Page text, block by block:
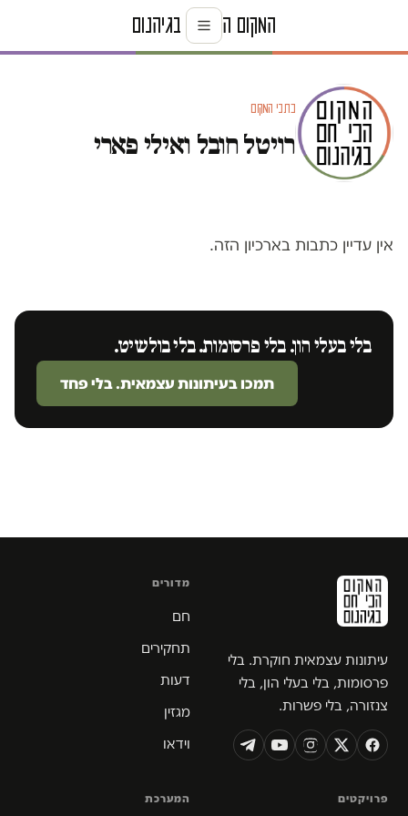
כתבי המקום
רויטל חובל ואילי פארי
אין עדיין כתבות בארכיון הזה.
בלי בעלי הון. בלי פרסומות. בלי בולשיט.
תמכו בעיתונות עצמאית. בלי פחד
עיתונות עצמאית חוקרת. בלי
פרסומות, בלי בעלי הון, בלי
צנזורה, בלי פשרות.
מדורים
חם
תחקירים
דעות
מגזין
וידאו
פרויקטים המערכת